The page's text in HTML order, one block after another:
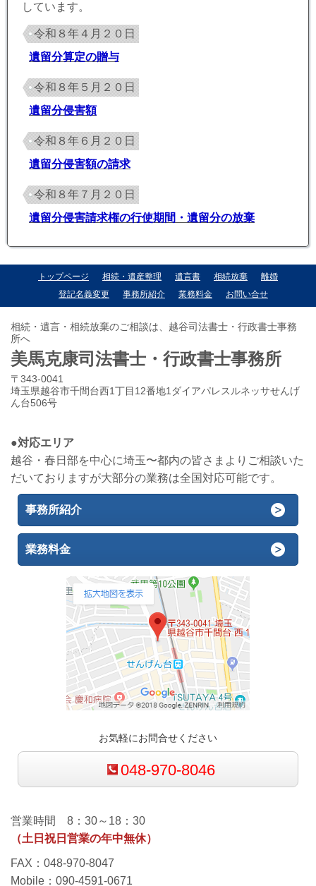
しています。
令和８年４月２０日
遺留分算定の贈与
令和８年５月２０日
遺留分侵害額
令和８年６月２０日
遺留分侵害額の請求
令和８年７月２０日
遺留分侵害請求権の行使期間・遺留分の放棄
トップページ 相続・遺産整理 遺言書 相続放棄
離婚
登記名義変更
事務所紹介 業務料金 お問い合せ
相続・遺言・相続放棄のご相談は、越谷司法書士・行政書士事務
所へ
美馬克康司法書士・行政書士事務所
〒343-0041
埼玉県越谷市千間台西1丁目12番地1ダイアパレスルネッサせんげ
ん台506号
●対応エリア
越谷・春日部を中心に埼玉〜都内の皆さまよりご相談いた
だいておりますが大部分の業務は全国対応可能です。
事務所紹介
業務料金
お気軽にお問合せください
048-970-8046
営業時間 8：30～18：30
（土日祝日営業の年中無休）
FAX：048-970-8047
Mobile：090-4591-0671